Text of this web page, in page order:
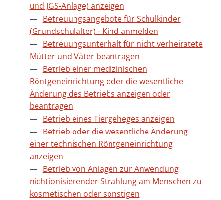
und JGS-Anlage) anzeigen
Betreuungsangebote für Schulkinder
(Grundschulalter) - Kind anmelden
Betreuungsunterhalt für nicht verheiratete
Mütter und Väter beantragen
Betrieb einer medizinischen
Röntgeneinrichtung oder die wesentliche
Änderung des Betriebs anzeigen oder
beantragen
Betrieb eines Tiergeheges anzeigen
Betrieb oder die wesentliche Änderung
einer technischen Röntgeneinrichtung
anzeigen
Betrieb von Anlagen zur Anwendung
nichtionisierender Strahlung am Menschen zu
kosmetischen oder sonstigen